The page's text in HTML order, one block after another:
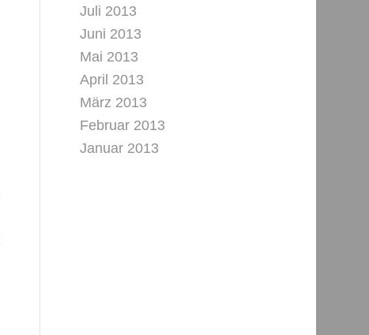
Juli 2013
Juni 2013
Mai 2013
April 2013
März 2013
Februar 2013
Januar 2013